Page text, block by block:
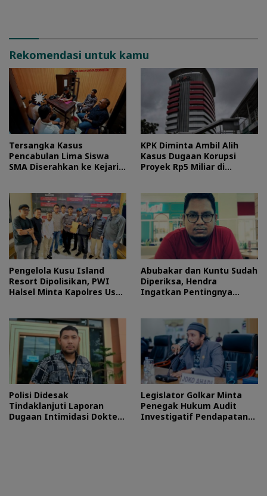
Rekomendasi untuk kamu
Tersangka Kasus
Pencabulan Lima Siswa
SMA Diserahkan ke Kejari
KPK Diminta Ambil Alih
Kasus Dugaan Korupsi
Proyek Rp5 Miliar di
Pengelola Kusu Island
Resort Dipolisikan, PWI
Halsel Minta Kapolres Usut
Abubakar dan Kuntu Sudah
Diperiksa, Hendra
Ingatkan Pentingnya
Polisi Didesak
Tindaklanjuti Laporan
Dugaan Intimidasi Dokter
Legislator Golkar Minta
Penegak Hukum Audit
Investigatif Pendapatan